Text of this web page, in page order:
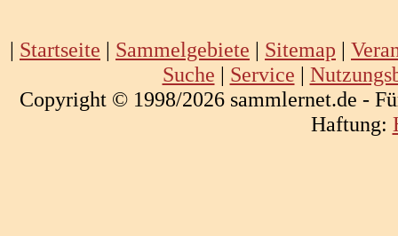
| Startseite | Sammelgebiete | Sitemap |
Suche | Service |
Copyright © 1998/2026 sammlernet.de -
Haftung: